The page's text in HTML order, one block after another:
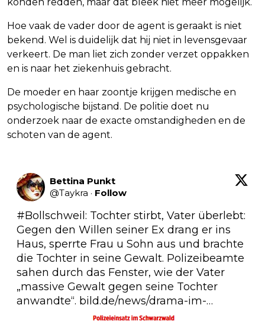
Hoe vaak de vader door de agent is geraakt is niet
bekend. Wel is duidelijk dat hij niet in levensgevaar
verkeert. De man liet zich zonder verzet oppakken
en is naar het ziekenhuis gebracht.
De moeder en haar zoontje krijgen medische en
psychologische bijstand. De politie doet nu
onderzoek naar de exacte omstandigheden en de
schoten van de agent.
Bettina Punkt
@Taykra · Follow
#Bollschweil : Tochter stirbt, Vater überlebt:
Gegen den Willen seiner Ex drang er ins
Haus, sperrte Frau u Sohn aus und brachte
die Tochter in seine Gewalt. Polizeibeamte
sahen durch das Fenster, wie der Vater
„massive Gewalt gegen seine Tochter
anwandte“. bild.de/news/drama-im-…